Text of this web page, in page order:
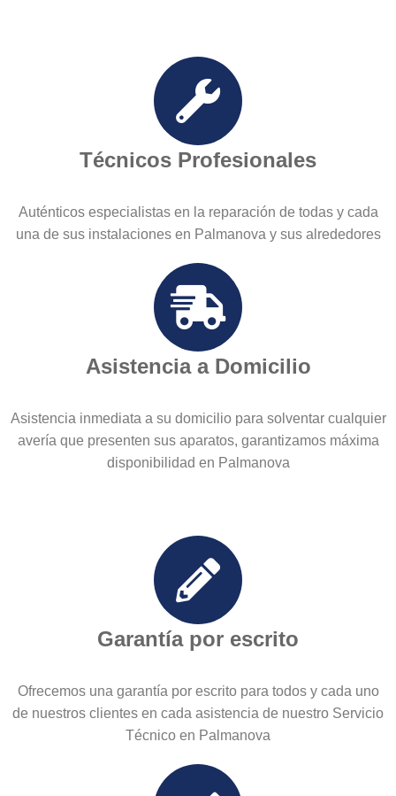
Técnicos Profesionales
Auténticos especialistas en la reparación de todas y cada
una de sus instalaciones en Palmanova y sus alrededores
Asistencia a Domicilio
Asistencia inmediata a su domicilio para solventar cualquier
avería que presenten sus aparatos, garantizamos máxima
disponibilidad en Palmanova
Garantía por escrito
Ofrecemos una garantía por escrito para todos y cada uno
de nuestros clientes en cada asistencia de nuestro Servicio
Técnico en Palmanova